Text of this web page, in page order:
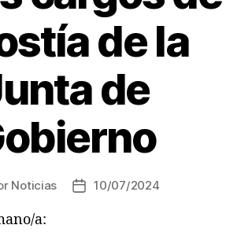
de la
de
Noticias 10/07/2024
a: